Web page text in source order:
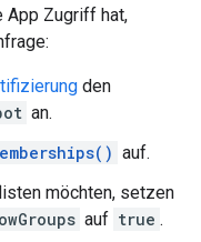
App Zugriff hat,
den
an.
auf.
möchten, setzen
auf true .